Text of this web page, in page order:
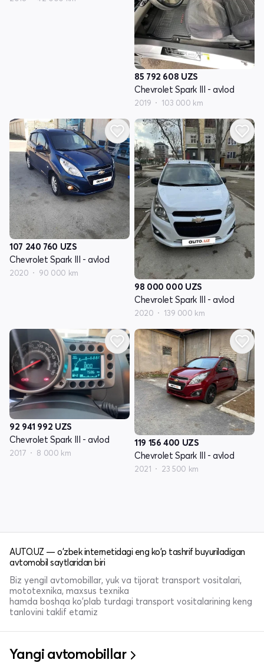
85 792 608 UZS
Chevrolet Spark III - avlod
2019 103 000 km
107 240 760 UZS
Chevrolet Spark III - avlod
2020 90 000 km
98 000 000 UZS
Chevrolet Spark III - avlod
2020 139 000 km
92 941 992 UZS
Chevrolet Spark III - avlod
2017 8 000 km
119 156 400 UZS
Chevrolet Spark III - avlod
2021 23 500 km
AUTO.UZ — o'zbek internetidagi eng ko'p tashrif buyuriladigan
avtomobil saytlaridan biri
Biz yengil avtomobillar, yuk va tijorat transport vositalari,
mototexnika, maxsus texnika
hamda boshqa ko'plab turdagi transport vositalarining keng
tanlovini taklif etamiz
Yangi avtomobillar